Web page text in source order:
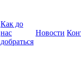
Как до
нас
добраться
Новости